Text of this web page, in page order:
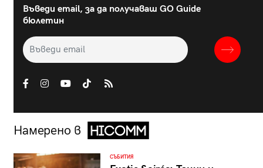
Въведи email, за да получаваш GO Guide
бюлетин
Намерено в
СЪБИТИЯ